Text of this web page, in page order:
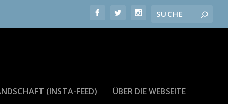
(INSTA-FEED) ÜBER DIE WEBSEITE